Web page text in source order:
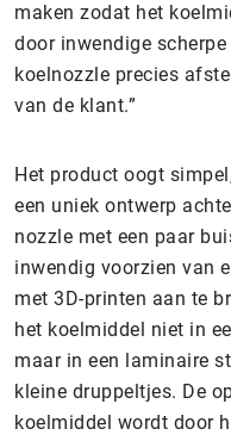
maken zodat het
door inwendige
koelnozzle precies
van de klant.”
Het product oogt
een uniek ontwerp
nozzle met een paar
inwendig voorzien van
met 3D-printen aan te
het koelmiddel niet in
maar in een laminaire
kleine druppeltjes. De
koelmiddel wordt door